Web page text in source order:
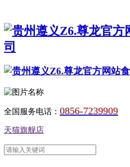
全国服务电话： 0856-7239909
天猫旗舰店